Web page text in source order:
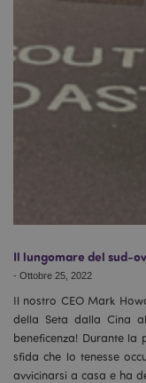
Il lungomare del sud-
- Ottobre 25, 2022
Il nostro CEO Mark
della Seta dalla Cina
beneficenza! Durante
sfida che lo tenesse
avvicinarsi a casa e ha